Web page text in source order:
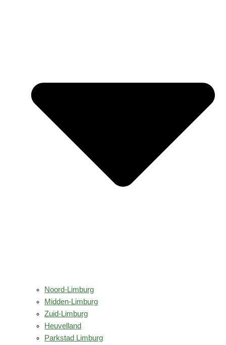
Noord-Limburg
Midden-Limburg
Zuid-Limburg
Heuvelland
Parkstad Limburg